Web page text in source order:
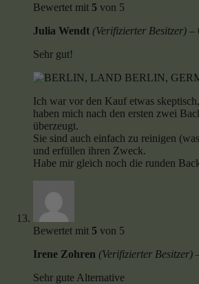
Bewertet mit 5 von 5
Julia Wendt (Verifizierter Besitzer) –
Sehr gut!
Ich war vor den Kauf etwas
haben mich nach den ersten zwei
überzeugt.
Sie sind auch einfach zu reinigen
und erfüllen ihren Zweck.
Habe mir gleich noch die runden
Bewertet mit 5 von 5
Irene Zohren (Verifizierter Besitzer)
Sehr gute Alternative